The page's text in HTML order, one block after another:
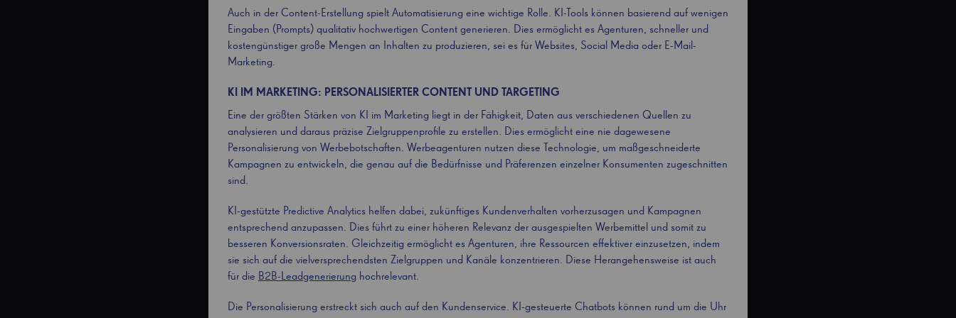
Auch in der Content-Erstellung spielt Automatisierung eine wichtige Rolle. KI-Tools können basierend auf wenigen
Eingaben (Prompts) qualitativ hochwertigen Content generieren. Dies ermöglicht es Agenturen, schneller und
kostengünstiger große Mengen an Inhalten zu produzieren, sei es für Websites, Social Media oder E-Mail-
Marketing.
KI IM MARKETING: PERSONALISIERTER CONTENT UND TARGETING
Eine der größten Stärken von KI im Marketing liegt in der Fähigkeit, Daten aus verschiedenen Quellen zu
analysieren und daraus präzise Zielgruppenprofile zu erstellen. Dies ermöglicht eine nie dagewesene
Personalisierung von Werbebotschaften. Werbeagenturen nutzen diese Technologie, um maßgeschneiderte
Kampagnen zu entwickeln, die genau auf die Bedürfnisse und Präferenzen einzelner Konsumenten zugeschnitten
sind.
KI-gestützte Predictive Analytics helfen dabei, zukünftiges Kundenverhalten vorherzusagen und Kampagnen
entsprechend anzupassen. Dies führt zu einer höheren Relevanz der ausgespielten Werbemittel und somit zu
besseren Konversionsraten. Gleichzeitig ermöglicht es Agenturen, ihre Ressourcen effektiver einzusetzen, indem
sie sich auf die vielversprechendsten Zielgruppen und Kanäle konzentrieren. Diese Herangehensweise ist auch
für die B2B-Leadgenerierung hochrelevant.
Die Personalisierung erstreckt sich auch auf den Kundenservice. KI-gesteuerte Chatbots können rund um die Uhr